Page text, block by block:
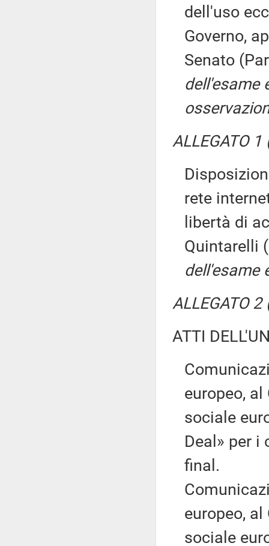
dell'uso
Governo,
Senato
dell'esame
ALLEGATO
rete
libertà di
Quintarelli
dell'esame
ALLEGATO
ATTI
europeo,
sociale
Deal» per i
final.
europeo,
sociale